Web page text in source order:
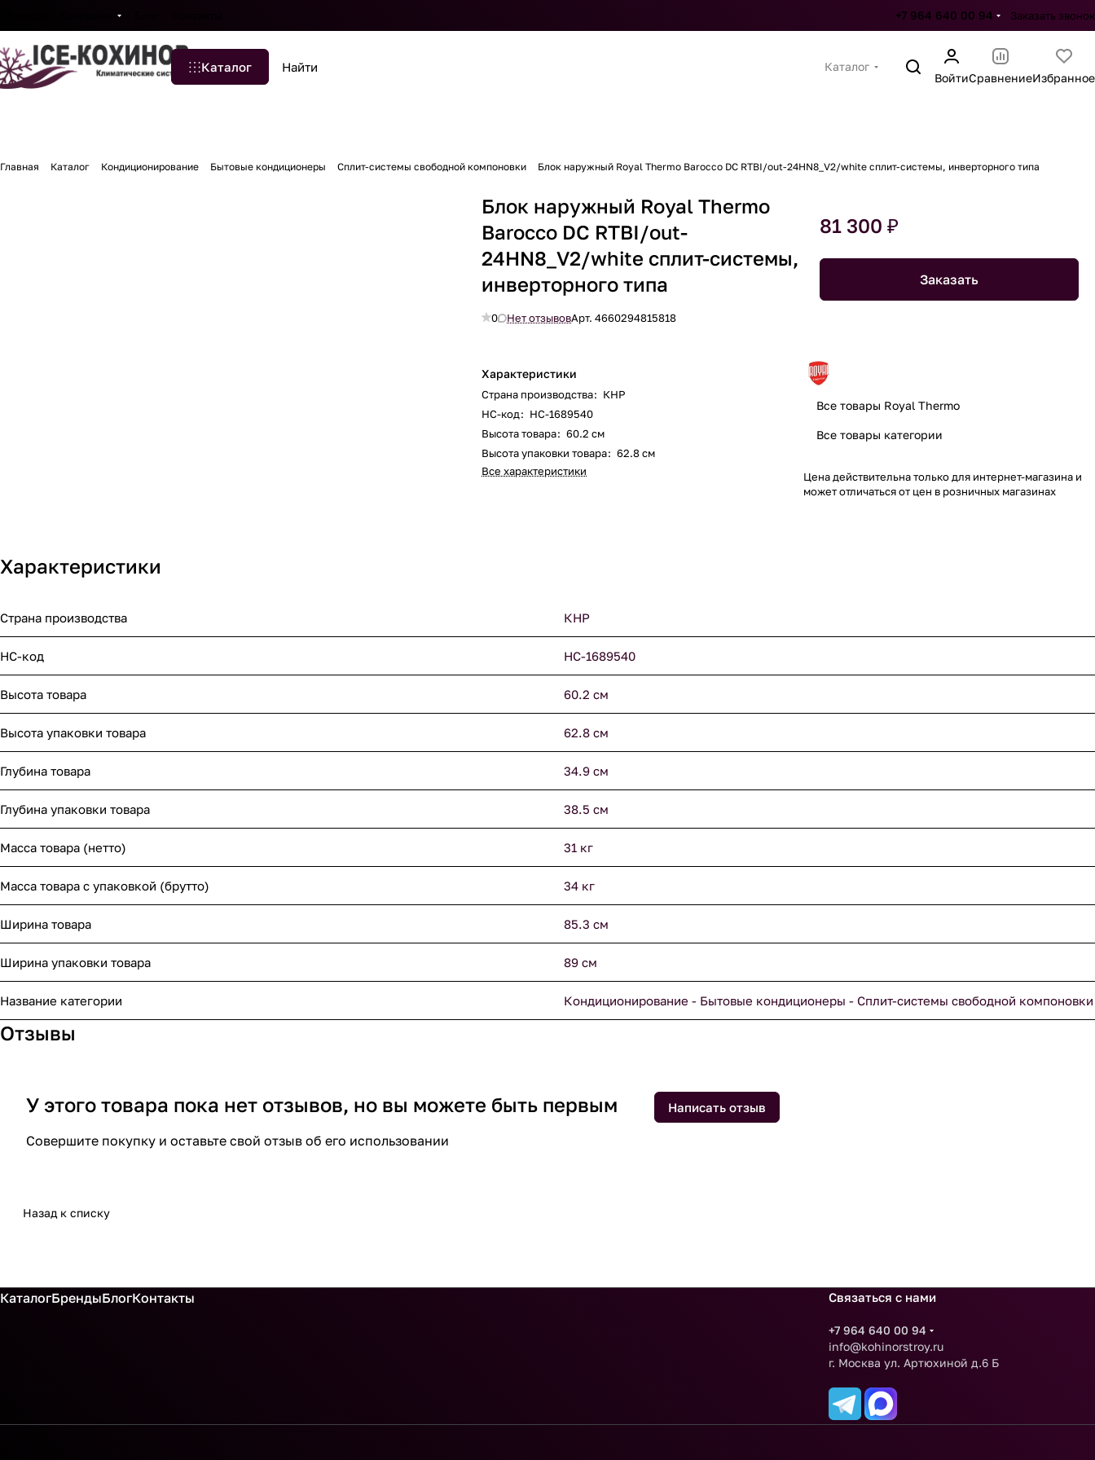
+7 964 640 00 94 Заказать звонок
Каталог
Каталог
ВойтиСравнениеИзбранное
Главная Каталог Кондиционирование Бытовые кондиционеры Сплит-системы свободной компоновки Блок наружный Royal Thermo Barocco DC RTBI/out-24HN8_V2/white сплит-системы, инверторного типа
Блок наружный Royal Thermo
Barocco DC RTBI/out-
24HN8_V2/white сплит-системы,
инверторного типа
0 Нет отзывовАрт.4660294815818
Характеристики
Страна производства: КНР
НС-код: НС-1689540
Высота товара: 60.2 см
Высота упаковки товара: 62.8 см
Все характеристики
81 300 ₽
Заказать
Все товары Royal Thermo
Все товары категории
Цена действительна только для интернет-магазина и
может отличаться от цен в розничных магазинах
Характеристики
Страна производства КНР
НС-код НС-1689540
Высота товара 60.2 см
Высота упаковки товара 62.8 см
Глубина товара 34.9 см
Глубина упаковки товара 38.5 см
Масса товара (нетто) 31 кг
Масса товара с упаковкой (брутто) 34 кг
Ширина товара 85.3 см
Ширина упаковки товара 89 см
Название категории Кондиционирование - Бытовые кондиционеры - Сплит-системы свободной компоновки
Отзывы
У этого товара пока нет отзывов, но вы можете быть первым
Совершите покупку и оставьте свой отзыв об его использовании
Написать отзыв
Назад к списку
КаталогБрендыБлогКонтакты Связаться с нами
+7 964 640 00 94
info@kohinorstroy.ru
г. Москва ул. Артюхиной д.6 Б